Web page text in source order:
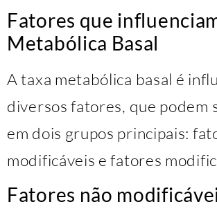
Fatores que
Metabólica Basal
A taxa metabólica basal é
diversos fatores, que podem
em dois grupos principais:
modificáveis e fatores
Fatores não